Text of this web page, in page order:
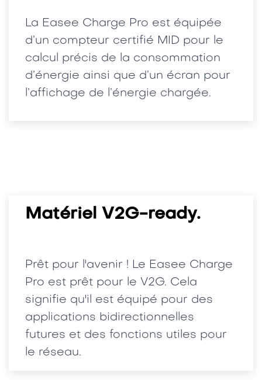
La Easee Charge Pro est équipée
d’un compteur certifié MID pour le
calcul précis de la consommation
d’énergie ainsi que d’un écran pour
l’affichage de l’énergie chargée.
Matériel V2G-ready.
Prêt pour l'avenir ! Le Easee Charge
Pro est prêt pour le V2G. Cela
signifie qu'il est équipé pour des
applications bidirectionnelles
futures et des fonctions utiles pour
le réseau.